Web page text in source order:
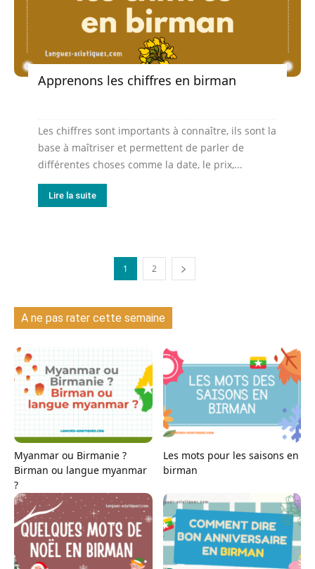
Apprenons les chiffres en birman
Les chiffres sont importants à connaître, ils sont la
base à maîtriser et permettent de parler de
différentes choses comme la date, le prix,...
Lire la suite
1 2
A ne pas rater cette semaine
Myanmar ou Birmanie ?
Birman ou langue myanmar
?
Les mots pour les saisons en
birman